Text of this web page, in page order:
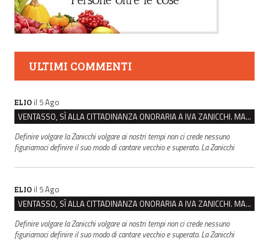
ULTIMI COMMENTI
ELIO il 5 Ago
VENTASSO, SÌ ALLA CITTADINANZA ONORARIA A IVA ZANICCHI. MA BARGIACCHI: “È DI PESSIMO GUSTO”
Definire volgare la Zanicchi volgare ai nostri tempi non ci crede nessuno
figuriamoci definire il suo modo di cantare vecchio e superato. La Zanicchi
ELIO il 5 Ago
VENTASSO, SÌ ALLA CITTADINANZA ONORARIA A IVA ZANICCHI. MA BARGIACCHI: “È DI PESSIMO GUSTO”
Definire volgare la Zanicchi volgare ai nostri tempi non ci crede nessuno
figuriamoci definire il suo modo di cantare vecchio e superato. La Zanicchi